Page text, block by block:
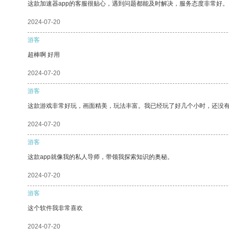
这款加速器app的客服很贴心，遇到问题都能及时解决，服务态度非常好。
2024-07-20
游客
超棒啊 好用
2024-07-20
游客
这款游戏非常好玩，画面精美，玩法丰富。我已经玩了好几个小时，还没
2024-07-20
游客
这款app就像我的私人导师，带领我探索知识的奥秘。
2024-07-20
游客
这个软件我非常喜欢
2024-07-20